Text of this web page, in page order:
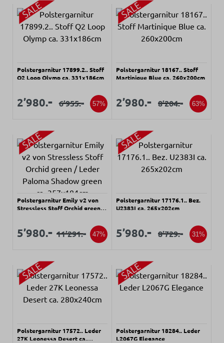
Polstergarnitur 17899.2.. Stoff
Q2 Loop Olymp ca. 331x186cm
Verkaufspreis:
Verkaufspreis:
2’980.- Regulärer Preis:
6’955.- 57%
Polstergarnitur 18167.. Stoff
Martinique Blue ca. 260x200cm
Verkaufspreis:
Verkaufspreis:
2’980.- Regulärer Preis:
8’204.- 63%
Polstergarnitur Emily v2 von
Stressless Stoff Orchid green /
Verkaufspreis:
Verkaufspreis:
5’980.- Regulärer Preis:
11’291.- 47%
Polstergarnitur 17176.1.. Bez.
U2383I ca. 265x202cm
Verkaufspreis:
Verkaufspreis:
5’980.- Regulärer Preis:
8’729.- 31%
Polstergarnitur 17572.. Leder
27K Leonessa Desert ca.
Polstergarnitur 18284.. Leder
L2067G Elegance